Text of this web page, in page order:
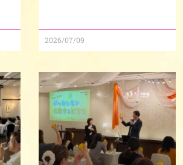
2026/07/09